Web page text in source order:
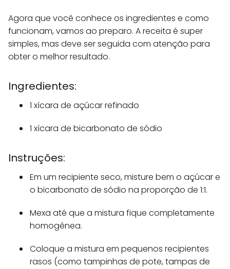
Agora que você conhece os ingredientes e como
funcionam, vamos ao preparo. A receita é super
simples, mas deve ser seguida com atenção para
obter o melhor resultado.
Ingredientes:
1 xícara de açúcar refinado
1 xícara de bicarbonato de sódio
Instruções:
Em um recipiente seco, misture bem o açúcar e
o bicarbonato de sódio na proporção de 1:1.
Mexa até que a mistura fique completamente
homogênea.
Coloque a mistura em pequenos recipientes
rasos (como tampinhas de pote, tampas de